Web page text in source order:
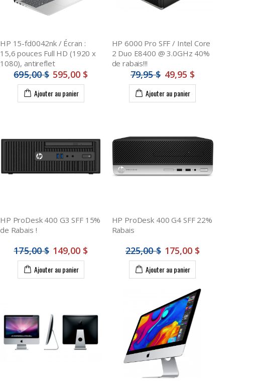
HP 15-fd0042nk / Écran :
15,6 pouces Full HD (1920 x
1080), antireflet
695,00 $ 595,00 $
Ajouter au panier
HP 6000 Pro SFF / Intel Core
2 Duo E8400 @ 3.0GHz 40%
de rabais!!!
79,95 $ 49,95 $
Ajouter au panier
HP ProDesk 400 G3 SFF 15%
de Rabais !
175,00 $ 149,00 $
Ajouter au panier
HP ProDesk 400 G4 SFF 22%
Rabais
225,00 $ 175,00 $
Ajouter au panier